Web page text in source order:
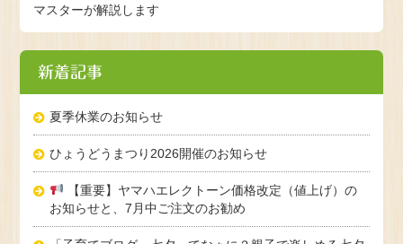
マスターが解説します
新着記事
夏季休業のお知らせ
ひょうどうまつり2026開催のお知らせ
【重要】ヤマハエレクトーン価格改定（値上げ）の
お知らせと、7月中ご注文のお勧め